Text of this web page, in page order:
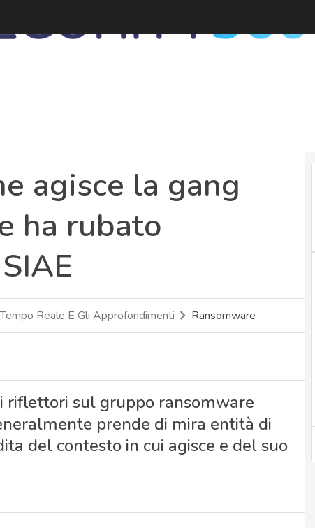
agisce la gang
ha rubato
Reale E Gli Approfondimenti Ransomware
riflettori sul gruppo ransomware
prende di mira entità di
del contesto in cui agisce e del suo